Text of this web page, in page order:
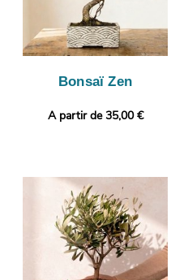
Bonsaï Zen
A partir de 35,00 €